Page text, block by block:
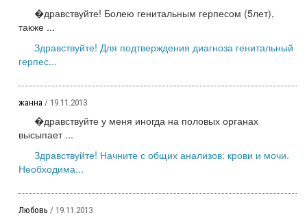
�дравствуйте! Болею генитальным герпесом (5лет),
также ...
Здравствуйте! Для подтверждения диагноза генитальный
герпес...
жанна / 19.11.2013
�дравствуйте у меня иногда на половых органах
высыпает ...
Здравствуйте! Начните с общих анализов: крови и мочи.
Необходима...
Любовь / 19.11.2013